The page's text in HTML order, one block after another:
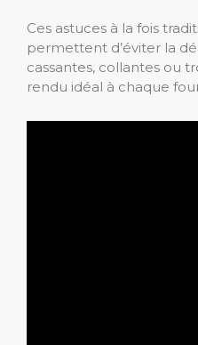
Ces astuces à la fois
permettent d’éviter la
cassantes, collantes ou
rendu idéal à chaque